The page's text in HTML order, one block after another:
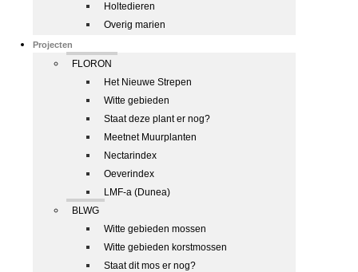
Holtedieren
Overig marien
Projecten
FLORON
Het Nieuwe Strepen
Witte gebieden
Staat deze plant er nog?
Meetnet Muurplanten
Nectarindex
Oeverindex
LMF-a (Dunea)
BLWG
Witte gebieden mossen
Witte gebieden korstmossen
Staat dit mos er nog?